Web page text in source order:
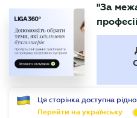
БУХГАЛТЕР
"За
Ця сторінка доступна
Перейти на українську